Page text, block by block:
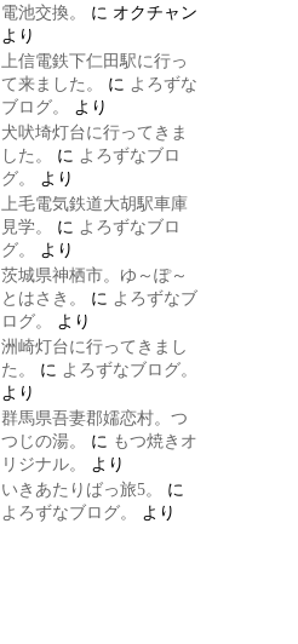
電池交換。
に オクチャン
より
上信電鉄下仁田駅に行っ
て来ました。
に よろずな
ブログ。
より
犬吠埼灯台に行ってきま
した。
に よろずなブロ
グ。
より
上毛電気鉄道大胡駅車庫
見学。
に よろずなブロ
グ。
より
茨城県神栖市。ゆ～ぽ～
とはさき。
に よろずなブ
ログ。
より
洲崎灯台に行ってきまし
た。
に よろずなブログ。
より
群馬県吾妻郡嬬恋村。つ
つじの湯。
に もつ焼きオ
リジナル。
より
いきあたりばっ旅5。
に
よろずなブログ。
より